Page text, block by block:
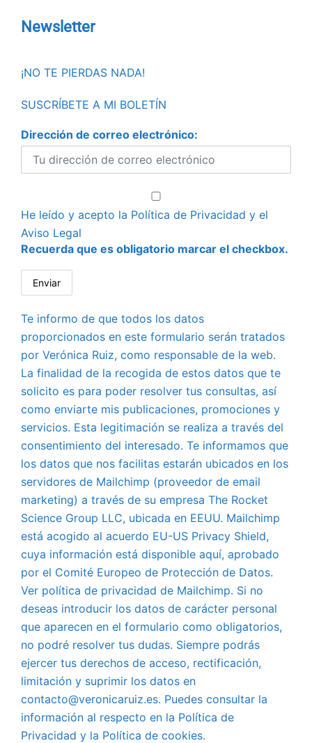
Newsletter
¡NO TE PIERDAS NADA!
SUSCRÍBETE A MI BOLETÍN
Dirección de correo electrónico:
He leído y acepto la Política de Privacidad y el
Aviso Legal
Recuerda que es obligatorio marcar el checkbox.
Te informo de que todos los datos
proporcionados en este formulario serán tratados
por Verónica Ruiz, como responsable de la web.
La finalidad de la recogida de estos datos que te
solicito es para poder resolver tus consultas, así
como enviarte mis publicaciones, promociones y
servicios. Esta legitimación se realiza a través del
consentimiento del interesado. Te informamos que
los datos que nos facilitas estarán ubicados en los
servidores de Mailchimp (proveedor de email
marketing) a través de su empresa The Rocket
Science Group LLC, ubicada en EEUU. Mailchimp
está acogido al acuerdo EU-US Privacy Shield,
cuya información está disponible aquí, aprobado
por el Comité Europeo de Protección de Datos.
Ver política de privacidad de Mailchimp. Si no
deseas introducir los datos de carácter personal
que aparecen en el formulario como obligatorios,
no podré resolver tus dudas. Siempre podrás
ejercer tus derechos de acceso, rectificación,
limitación y suprimir los datos en
contacto@veronicaruiz.es. Puedes consultar la
información al respecto en la Política de
Privacidad y la Política de cookies.